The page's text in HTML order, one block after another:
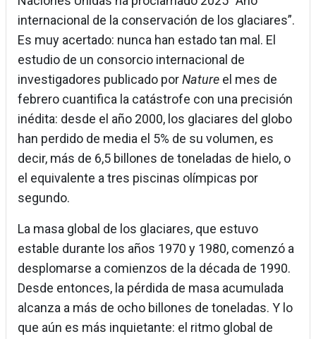
internacional de la conservación de los glaciares”.
Es muy acertado: nunca han estado tan mal. El
estudio de un consorcio internacional de
investigadores publicado porNature el mes de
febrero cuantifica la catástrofe con una precisión
inédita: desde el año 2000, los glaciares del globo
han perdido de media el 5% de su volumen, es
decir, más de 6,5 billones de toneladas de hielo, o
el equivalente a tres piscinas olímpicas por
segundo.
La masa global de los glaciares, que estuvo
estable durante los años 1970 y 1980, comenzó a
desplomarse a comienzos de la década de 1990.
Desde entonces, la pérdida de masa acumulada
alcanza a más de ocho billones de toneladas. Y lo
que aún es más inquietante: el ritmo global de